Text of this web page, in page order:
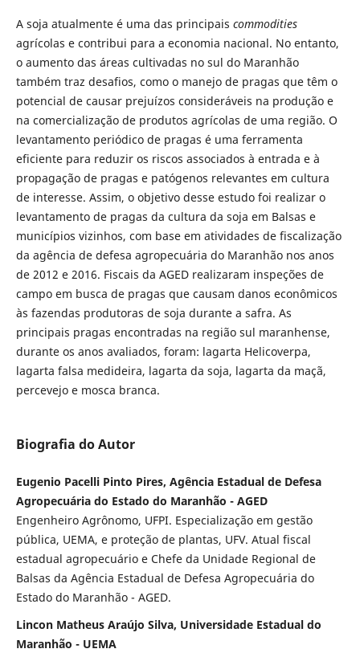
A soja atualmente é uma das principais commodities
agrícolas e contribui para a economia nacional. No entanto,
o aumento das áreas cultivadas no sul do Maranhão
também traz desafios, como o manejo de pragas que têm o
potencial de causar prejuízos consideráveis na produção e
na comercialização de produtos agrícolas de uma região. O
levantamento periódico de pragas é uma ferramenta
eficiente para reduzir os riscos associados à entrada e à
propagação de pragas e patógenos relevantes em cultura
de interesse. Assim, o objetivo desse estudo foi realizar o
levantamento de pragas da cultura da soja em Balsas e
municípios vizinhos, com base em atividades de fiscalização
da agência de defesa agropecuária do Maranhão nos anos
de 2012 e 2016. Fiscais da AGED realizaram inspeções de
campo em busca de pragas que causam danos econômicos
às fazendas produtoras de soja durante a safra. As
principais pragas encontradas na região sul maranhense,
durante os anos avaliados, foram: lagarta Helicoverpa,
lagarta falsa medideira, lagarta da soja, lagarta da maçã,
percevejo e mosca branca.
Biografia do Autor
Eugenio Pacelli Pinto Pires, Agência Estadual de Defesa
Agropecuária do Estado do Maranhão - AGED
Engenheiro Agrônomo, UFPI. Especialização em gestão
pública, UEMA, e proteção de plantas, UFV. Atual fiscal
estadual agropecuário e Chefe da Unidade Regional de
Balsas da Agência Estadual de Defesa Agropecuária do
Estado do Maranhão - AGED.
Lincon Matheus Araújo Silva, Universidade Estadual do
Maranhão - UEMA